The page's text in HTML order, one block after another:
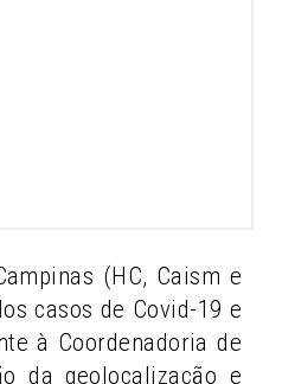
(HC, Caism e
casos de Covid-19 e
à Coordenadoria de
da geolocalização e